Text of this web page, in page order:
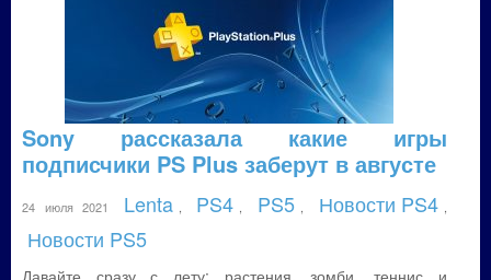
Sony рассказала какие игры
подписчики PS Plus заберут в августе
24 июля 2021 Lenta PS4 PS5 Новости PS4
Новости PS5
Давайте сразу с лету: растения, зомби, теннис и